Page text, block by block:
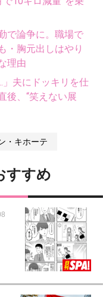
で論争に。職場で
・胸元出しはやり
理由
夫にドッキリを仕
後、“笑えない展
・キホーテ
すすめ